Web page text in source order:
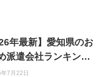
年最新】愛知県のお
派遣会社ランキング
働き方・職種・エリ
7月22日